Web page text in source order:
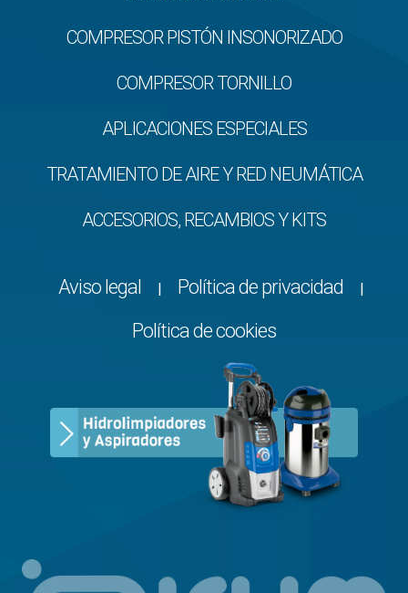
COMPRESOR PISTÓN INSONORIZADO
COMPRESOR TORNILLO
APLICACIONES ESPECIALES
TRATAMIENTO DE AIRE Y RED NEUMÁTICA
ACCESORIOS, RECAMBIOS Y KITS
Aviso legal | Política de privacidad |
Política de cookies